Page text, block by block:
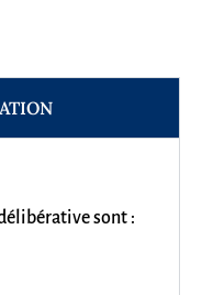
sont :